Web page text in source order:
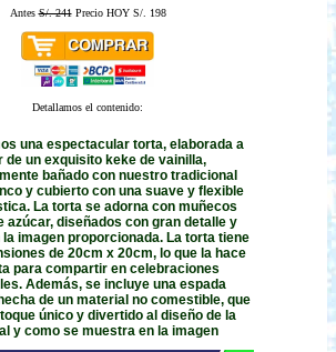
AntesS/. 241Precio HOY S/. 198
Detallamos el contenido:
una espectacular torta, elaborada a
de un exquisito keke de vainilla,
bañado con nuestro tradicional
y cubierto con una suave y flexible
La torta se adorna con muñecos
azúcar, diseñados con gran detalle y
la imagen proporcionada. La torta tiene
de 20cm x 20cm, lo que la hace
para compartir en celebraciones
Además, se incluye una espada
de un material no comestible, que
único y divertido al diseño de la
y como se muestra en la imagen